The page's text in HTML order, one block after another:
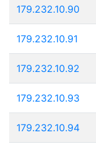
179.232.10.90
179.232.10.91
179.232.10.92
179.232.10.93
179.232.10.94